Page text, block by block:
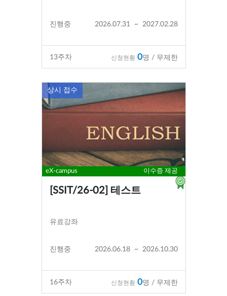
진행중 2026.07.31 ~ 2027.02.28
13주차 신청현황 0명 / 무제한
상시 접수
eX-campus 이수증 제공
[SSIT/26-02] 테스트
유료강좌
진행중 2026.06.18~ 2026.10.30
16주차 신청현황 0명 / 무제한